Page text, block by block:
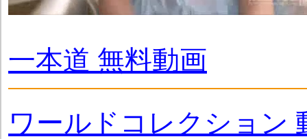
一本道 無料動画
ワールドコレクション